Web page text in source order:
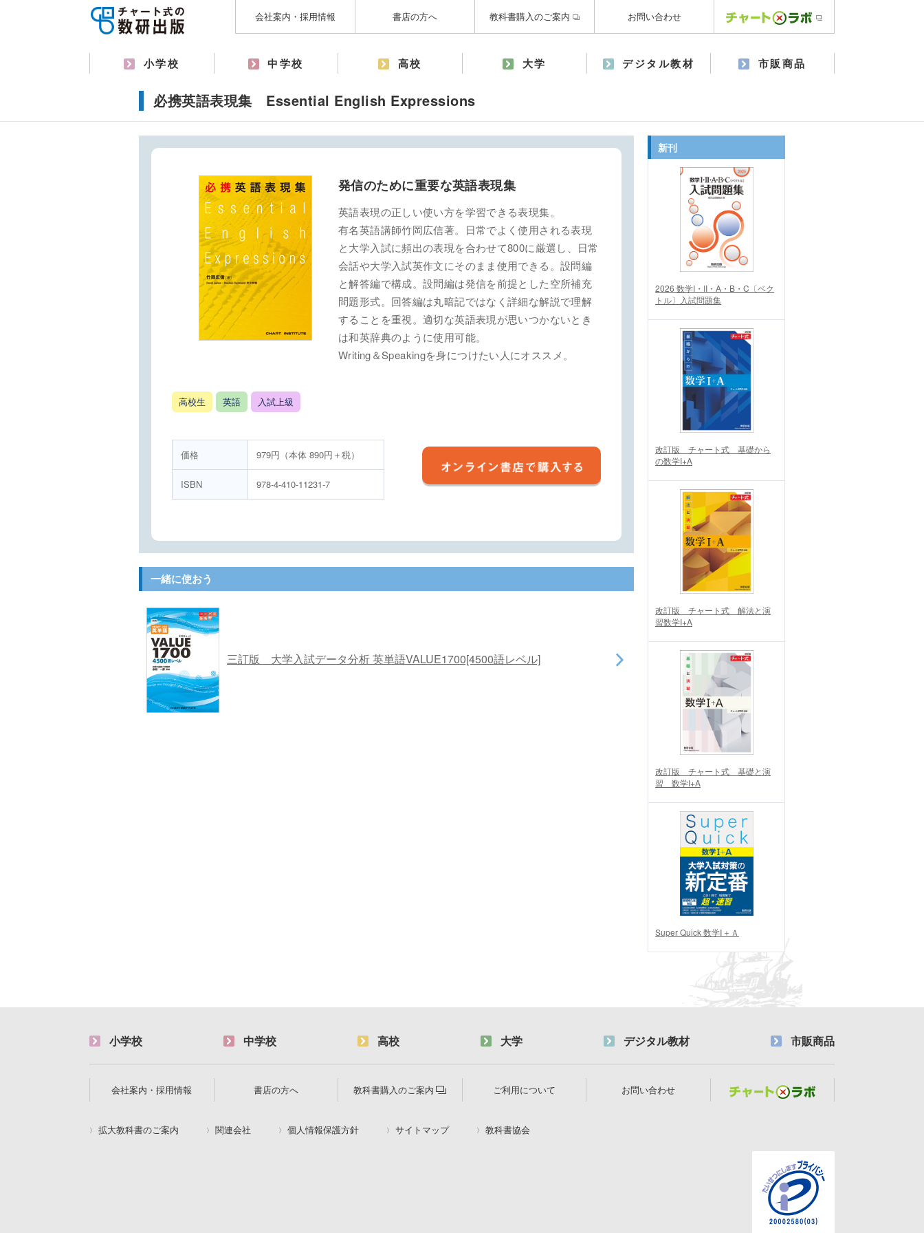
会社案内・採用情報 書店の方へ 教科書購入のご案内 お問い合わせ
小学校 中学校 高校 大学 デジタル教材 市販商品
必携英語表現集 Essential English Expressions
発信のために重要な英語表現集
英語表現の正しい使い方を学習できる表現集。
有名英語講師竹岡広信著。日常でよく使用される表現
と大学入試に頻出の表現を合わせて800に厳選し、日常
会話や大学入試英作文にそのまま使用できる。設問編
と解答編で構成。設問編は発信を前提とした空所補充
問題形式。回答編は丸暗記ではなく詳細な解説で理解
することを重視。適切な英語表現が思いつかないとき
は和英辞典のように使用可能。
Writing＆Speakingを身につけたい人にオススメ。
高校生 英語 入試上級
価格 979円（本体 890円＋税）
ISBN 978-4-410-11231-7
一緒に使おう
三訂版 大学入試データ分析 英単語VALUE1700[4500語レベル]
新刊
2026 数学I・II・A・B・C〔ベク
トル〕入試問題集
改訂版 チャート式 基礎から
の数学I+A
改訂版 チャート式 解法と演
習数学I+A
改訂版 チャート式 基礎と演
習 数学I+A
Super Quick 数学Ⅰ＋Ａ
小学校 中学校 高校 大学 デジタル教材 市販商品
会社案内・採用情報 書店の方へ 教科書購入のご案内 ご利用について お問い合わせ
拡大教科書のご案内 関連会社 個人情報保護方針 サイトマップ 教科書協会